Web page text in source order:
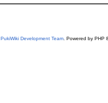
PukiWiki Development Team. Powered by PHP